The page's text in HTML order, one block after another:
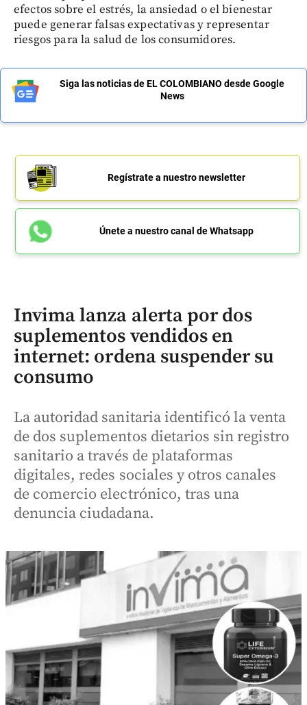
efectos sobre el estrés, la ansiedad o el bienestar
puede generar falsas expectativas y representar
riesgos para la salud de los consumidores.
Siga las noticias de EL COLOMBIANO desde Google
News
Regístrate a nuestro newsletter
Únete a nuestro canal de Whatsapp
Invima lanza alerta por dos
suplementos vendidos en
internet: ordena suspender su
consumo
La autoridad sanitaria identificó la venta
de dos suplementos dietarios sin registro
sanitario a través de plataformas
digitales, redes sociales y otros canales
de comercio electrónico, tras una
denuncia ciudadana.